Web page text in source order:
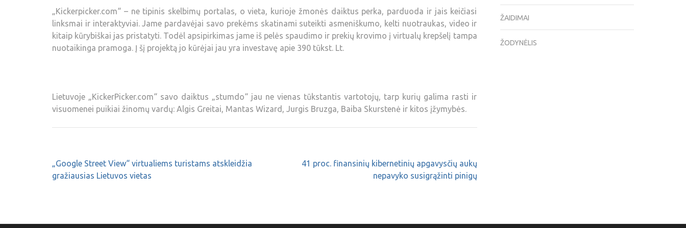
„Kickerpicker.com“ – ne tipinis skelbimų portalas, o vieta, kurioje žmonės daiktus perka, parduoda ir jais keičiasi
linksmai ir interaktyviai. Jame pardavėjai savo prekėms skatinami suteikti asmeniškumo, kelti nuotraukas, video ir
kitaip kūrybiškai jas pristatyti. Todėl apsipirkimas jame iš pelės spaudimo ir prekių krovimo į virtualų krepšelį tampa
nuotaikinga pramoga. Į šį projektą jo kūrėjai jau yra investavę apie 390 tūkst. Lt.
Lietuvoje „KickerPicker.com“ savo daiktus „stumdo“ jau ne vienas tūkstantis vartotojų, tarp kurių galima rasti ir
visuomenei puikiai žinomų vardų: Algis Greitai, Mantas Wizard, Jurgis Bruzga, Baiba Skurstenė ir kitos įžymybės.
„Google Street View“ virtualiems turistams atskleidžia
gražiausias Lietuvos vietas
41 proc. finansinių kibernetinių apgavysčių aukų
nepavyko susigrąžinti pinigų
ŽAIDIMAI
ŽODYNĖLIS